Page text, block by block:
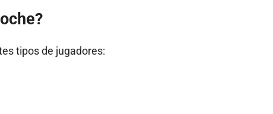
tipos de jugadores: